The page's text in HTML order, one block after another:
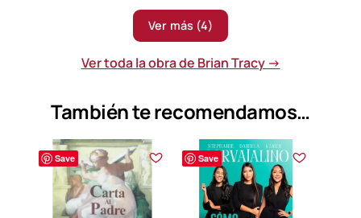
Las
opciones
se
en
página
producto
Ver más (4)
Ver toda la obra de Brian Tracy →
También te recomendamos…
Save Save